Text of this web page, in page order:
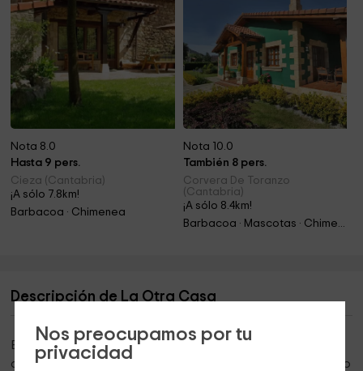
Nos preocupamos por tu
privacidad
Nota 8.0
Hasta 9 pers.
Cieza (Cantabria)
¡A sólo 7.8km!
Barbacoa · Chimenea
Nota 10.0
También 8 pers.
Corvera De Toranzo
(Cantabria)
¡A sólo 8.4km!
Barbacoa · Mascotas · Chimenea
Descripción de La Otra Casa
El pueblo cántabro de
, es el lugar sobre el que se
construyó esta tradicional casona de piedra. Fue en el siglo